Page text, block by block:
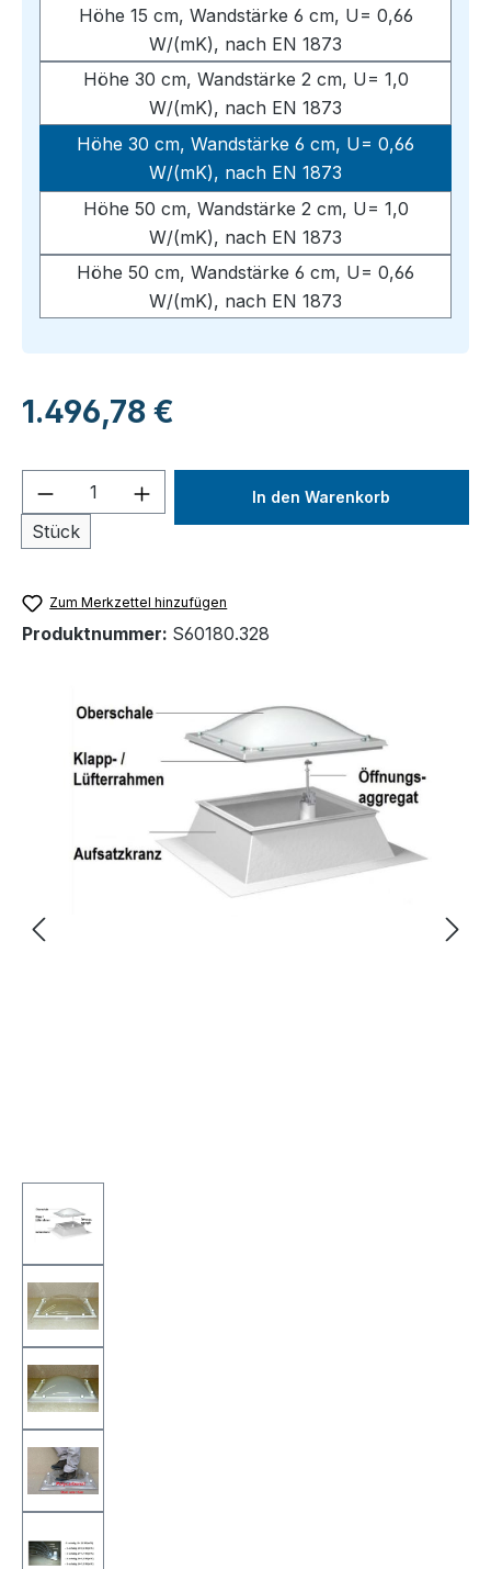
Höhe 15 cm, Wandstärke 6 cm, U= 0,66
W/(mK), nach EN 1873
Höhe 30 cm, Wandstärke 2 cm, U= 1,0
W/(mK), nach EN 1873
Höhe 30 cm, Wandstärke 6 cm, U= 0,66
W/(mK), nach EN 1873
Höhe 50 cm, Wandstärke 2 cm, U= 1,0
W/(mK), nach EN 1873
Höhe 50 cm, Wandstärke 6 cm, U= 0,66
W/(mK), nach EN 1873
Regulärer Preis:
1.496,78 €
Produkt Anzahl: Gib den
Stück
In den Warenkorb
Zum Merkzettel hinzufügen
Produktnummer: S60180.328